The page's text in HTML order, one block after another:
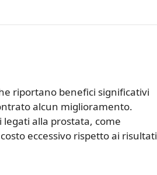
riportano benefici significativi
alcun miglioramento.
alla prostata, come
eccessivo rispetto ai risultati